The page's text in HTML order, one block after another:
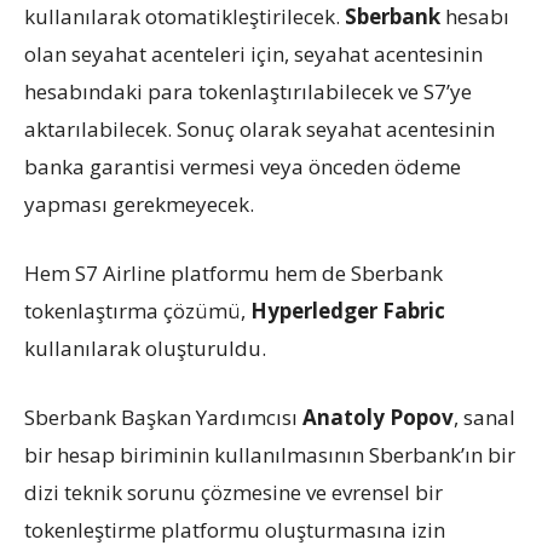
kullanılarak otomatikleştirilecek. Sberbank hesabı
olan seyahat acenteleri için, seyahat acentesinin
hesabındaki para tokenlaştırılabilecek ve S7’ye
aktarılabilecek. Sonuç olarak seyahat acentesinin
banka garantisi vermesi veya önceden ödeme
yapması gerekmeyecek.
Hem S7 Airline platformu hem de Sberbank
tokenlaştırma çözümü, Hyperledger Fabric
kullanılarak oluşturuldu.
Sberbank Başkan Yardımcısı Anatoly Popov, sanal
bir hesap biriminin kullanılmasının Sberbank’ın bir
dizi teknik sorunu çözmesine ve evrensel bir
tokenleştirme platformu oluşturmasına izin